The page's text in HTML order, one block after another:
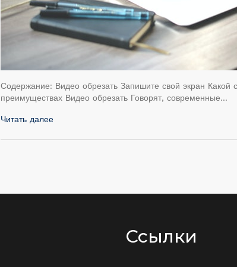
Содержание: Видео обрезать Запишите свой экран Какой
преимуществах Видео обрезать Говорят, современные…
Читать далее
Ссылки